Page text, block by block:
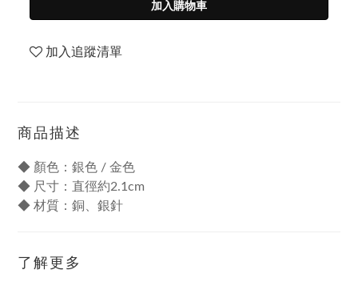
加入購物車
加入追蹤清單
商品描述
◆ 顏色：銀色 / 金色
◆ 尺寸：直徑約2.1cm
◆ 材質：銅、銀針
了解更多